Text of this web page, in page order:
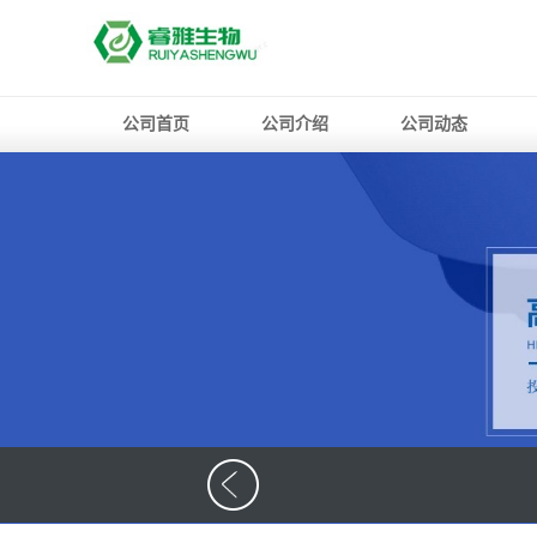
公司首页 公司介绍 公司动态